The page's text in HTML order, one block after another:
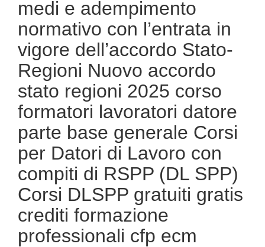
medi e adempimento
normativo con l’entrata in
vigore dell’accordo Stato-
Regioni Nuovo accordo
stato regioni 2025 corso
formatori lavoratori datore
parte base generale Corsi
per Datori di Lavoro con
compiti di RSPP (DL SPP)
Corsi DLSPP gratuiti gratis
crediti formazione
professionali cfp ecm